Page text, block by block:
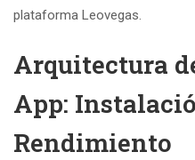
plataforma Leovegas.
Arquitectura
App:
Rendimiento